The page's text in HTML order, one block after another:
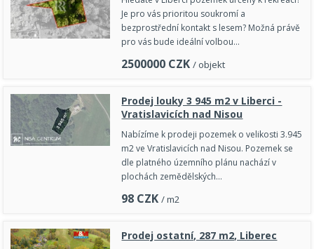
Je pro vás prioritou soukromí a
bezprostřední kontakt s lesem? Možná právě
pro vás bude ideální volbou…
2500000 CZK / objekt
Prodej louky 3 945 m2 v Liberci -
Vratislavicích nad Nisou
Nabízíme k prodeji pozemek o velikosti 3.945
m2 ve Vratislavicích nad Nisou. Pozemek se
dle platného územního plánu nachází v
plochách zemědělských…
98 CZK / m2
Prodej ostatní, 287 m2, Liberec